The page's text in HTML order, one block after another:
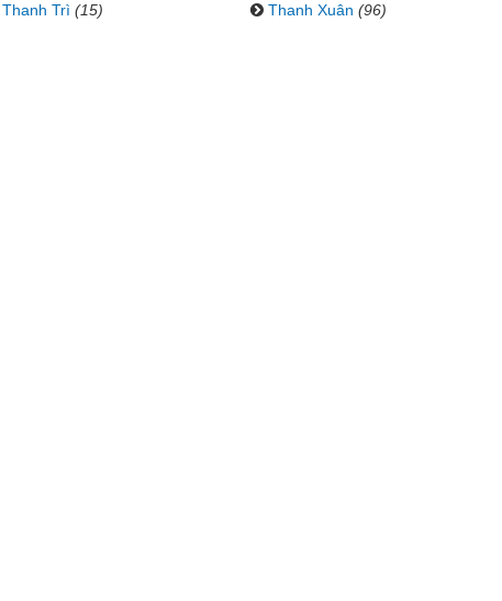
Thanh Trì (15) Thanh Xuân (96)